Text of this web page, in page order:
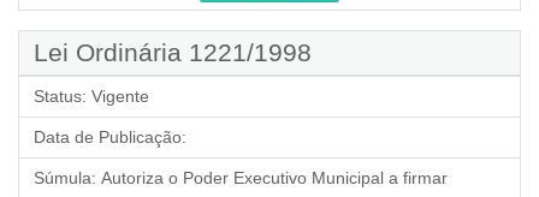
Lei Ordinária 1221/1998
Status: Vigente
Data de Publicação:
Súmula: Autoriza o Poder Executivo Municipal a firmar